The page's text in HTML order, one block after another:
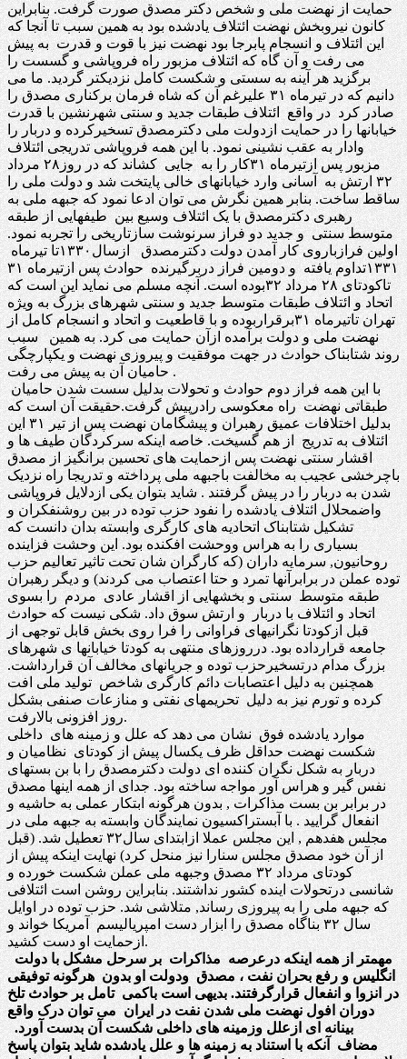
حمایت از نهضت ملی و شخص دکتر مصدق صورت گرفت. بنابراین
کانون نیروبخش نهضت ائتلاف یادشده بود به همین سبب تا آنجا که
این ائتلاف و انسجام پابرجا بود نهضت نیز با قوت و قدرت به پیش
می رفت و آن گاه که ائتلاف مزبور راه فروپاشی و گسست را
برگزید هر آینه به سستی و شکست کامل نزدیکتر گردید. ما می
دانیم که در تیرماه ۳۱ علیرغم آن که شاه فرمان برکناری مصدق را
صادر کرد در واقع ائتلاف طبقات جدید و سنتی شهرنشین با قدرت
خیابانها را در حمایت ازدولت ملی دکترمصدق تسخیرکرده و دربار را
وادار به عقب نشینی نمود. با این همه فروپاشی تدریجی ائتلاف
مزبور پس ازتیرماه ۳۱کار را به جایی کشاند که در روز۲۸ مرداد
۳۲ ارتش به آسانی وارد خیابانهای خالی پایتخت شد و دولت ملی را
ساقط ساخت. بنابر همین نگرش می توان ادعا نمود که جبهه ملی به
رهبری دکترمصدق با یک ائتلاف وسیع بین طیفهایی از طبقه
متوسط سنتی و جدید دو فراز سرنوشت سازتاریخی را تجربه نمود.
اولین فرازباروی کار آمدن دولت دکترمصدق ازسال۱۳۳۰تا تیرماه
۱۳۳۱تداوم یافته و دومین فراز دربرگیرنده حوادث پس ازتیرماه ۳۱
تاکودتای ۲۸ مرداد ۳۲بوده است. آنچه مسلم می نماید این است که
اتحاد و ائتلاف طبقات متوسط جدید و سنتی شهرهای بزرگ به ویژه
تهران تاتیرماه ۳۱برقراربوده و با قاطعیت و اتحاد و انسجام کامل از
نهضت ملی و دولت برآمده ازآن حمایت می کرد. به همین سبب
روند شتابناک حوادث در جهت موفقیت و پیروزی نهضت و یکپارچگی
حامیان آن به پیش می رفت .
با این همه فراز دوم حوادث و تحولات بدلیل سست شدن حامیان
طبقاتی نهضت راه معکوسی رادرپیش گرفت.حقیقت آن است که
بدلیل اختلافات عمیق رهبران و پیشگامان نهضت پس از تیر ۳۱ این
ائتلاف به تدریج از هم گسیخت. خاصه اینکه سرکردگان طیف ها و
اقشار سنتی نهضت پس ازحمایت های تحسین برانگیز از مصدق
باچرخشی عجیب به مخالفت باجبهه ملی پرداخته و تدریجا راه نزدیک
شدن به دربار را در پیش گرفتند . شاید بتوان یکی ازدلایل فروپاشی
واضمحلال ائتلاف یادشده را نفود حزب توده در بین روشنفکران و
تشکیل شتابناک اتحادیه های کارگری وابسته بدان دانست که
بسیاری را به هراس ووحشت افکنده بود. این وحشت فزاینده
روحانیون, سرمایه داران (که کارگران شان تحت تاثیر تعالیم حزب
توده عملن در برابرآنها تمرد و حتا اعتصاب می کردند) و دیگر رهبران
طبقه متوسط سنتی و بخشهایی از اقشار عادی مردم را بسوی
اتحاد و ائتلاف با دربار و ارتش سوق داد. شکی نیست که حوادث
قبل ازکودتا نگرانیهای فراوانی را فرا روی بخش قابل توجهی از
جامعه قرارداده بود. درروزهای منتهی به کودتا خیابانها ی شهرهای
بزرگ مدام درتسخیرحزب توده و جریانهای مخالف آن قرارداشت.
همچنین به دلیل اعتصابات دائم کارگری شاخص تولید ملی افت
کرده و تورم نیز به دلیل تحریمهای نفتی و منازعات صنفی بشکل
روز افزونی بالارفت.
موارد یادشده فوق نشان می دهد که علل و زمینه های داخلی
شکست نهضت حداقل ظرف یکسال پیش از کودتای نظامیان و
دربار به شکل نگران کننده ای دولت دکترمصدق را با بن بستهای
نفس گیر و هراس آور مواجه ساخته بود. جدای از همه اینها مصدق
در برابر بن بست مذاکرات , بدون هرگونه ابتکار عملی به حاشیه و
انفعال گرایید . با آبستراکسیون نمایندگان وابسته به جبهه ملی در
مجلس هفدهم , این مجلس عملا ازابتدای سال۳۲ تعطیل شد. (قبل
از آن خود مصدق مجلس سنارا نیز منحل کرد) نهایت اینکه پیش از
کودتای مرداد ۳۲ مصدق وجبهه ملی عملن شکست خورده و
شانسی درتحولات اینده کشور نداشتند. بنابراین روشن است ائتلافی
که جبهه ملی را به پیروزی رساند, متلاشی شد. حزب توده در اوایل
سال ۳۲ بناگاه مصدق را ابزار دست امپریالیسم آمریکا خواند و
ازحمایت او دست کشید.
انگلیس و رفع بحران نفت ، مصدق ودولت او بدون هرگونه توفیقی
در انزوا و انفعال قرارگرفتند. بدیهی است باکمی تامل بر حوادث تلخ
دوران افول نهضت ملی شدن نفت در ایران می توان درک واقع
بینانه ای ازعلل وزمینه های داخلی شکست آن بدست آورد.
مضاف آنکه با استناد به زمینه ها و علل یادشده شاید بتوان پاسخ